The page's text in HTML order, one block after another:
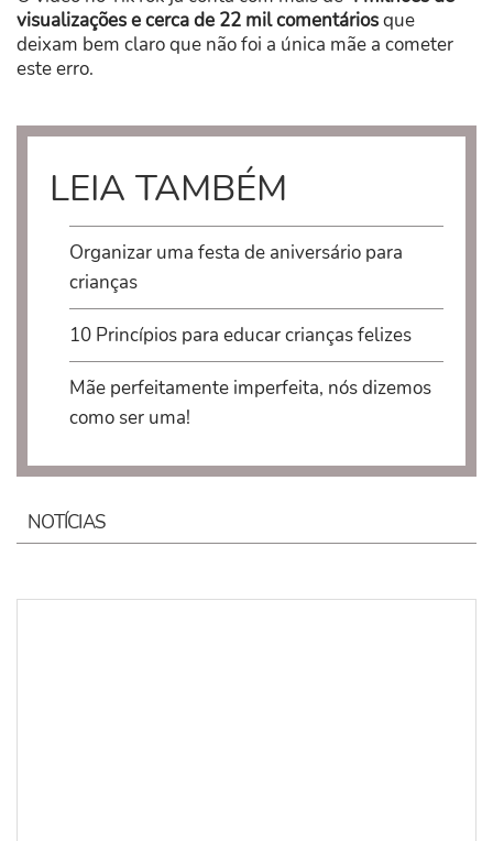
visualizações e cerca de 22 mil comentáriosque
deixam bem claro que não foi a única mãe a cometer
este erro.
LEIA TAMBÉM
Organizar uma festa de aniversário para
crianças
10 Princípios para educar crianças felizes
Mãe perfeitamente imperfeita, nós dizemos
como ser uma!
NOTÍCIAS